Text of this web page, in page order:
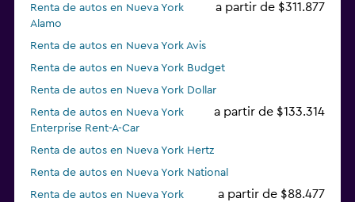
Renta de autos en Nueva York
Alamo
a partir de $311.877
Renta de autos en Nueva York Avis
Renta de autos en Nueva York Budget
Renta de autos en Nueva York Dollar
Renta de autos en Nueva York
Enterprise Rent-A-Car
a partir de $133.314
Renta de autos en Nueva York Hertz
Renta de autos en Nueva York National
Renta de autos en Nueva York
a partir de $88.477